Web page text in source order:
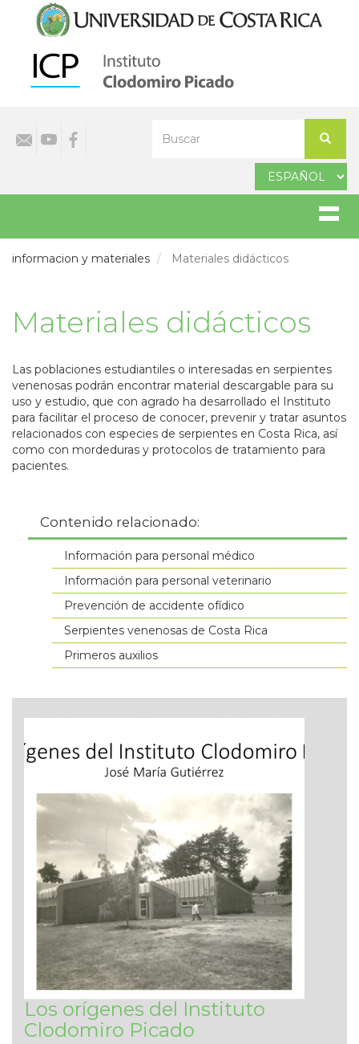
contenido
principal
Buscar
your
informacion y materiales Materiales didácticos
Materiales didácticos
Las poblaciones estudiantiles o interesadas en serpientes
venenosas podrán encontrar material descargable para su
uso y estudio, que con agrado ha desarrollado el Instituto
para facilitar el proceso de conocer, prevenir y tratar asuntos
relacionados con especies de serpientes en Costa Rica, así
como con mordeduras y protocolos de tratamiento para
pacientes.
Contenido relacionado:
Información para personal médico
Información para personal veterinario
Prevención de accidente ofídico
Serpientes venenosas de Costa Rica
Primeros auxilios
Los orígenes del Instituto
Clodomiro Picado